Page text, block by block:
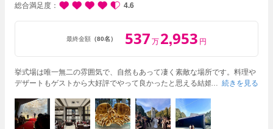
総合満足度 4.6
最終金額 （80名） 537 万 2,953 円
挙式場は唯一無二の雰囲気で、自然もあって凄く素敵な場所です。料理や
デザートもゲストから大好評でやって良かったと思える結婚式になりまし
近く一緒に楽しむことができました。
続きを見る